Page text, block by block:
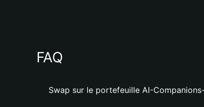
FAQ
Swap sur le portefeuille AI-